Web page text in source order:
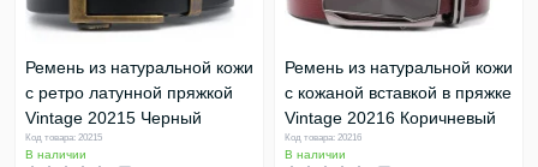
Ремень из натуральной кожи
с ретро латунной пряжкой
Vintage 20215 Черный
Код товара: 20215
В наличии
Ремень из натуральной кожи
с кожаной вставкой в пряжке
Vintage 20216 Коричневый
Код товара: 20216
В наличии